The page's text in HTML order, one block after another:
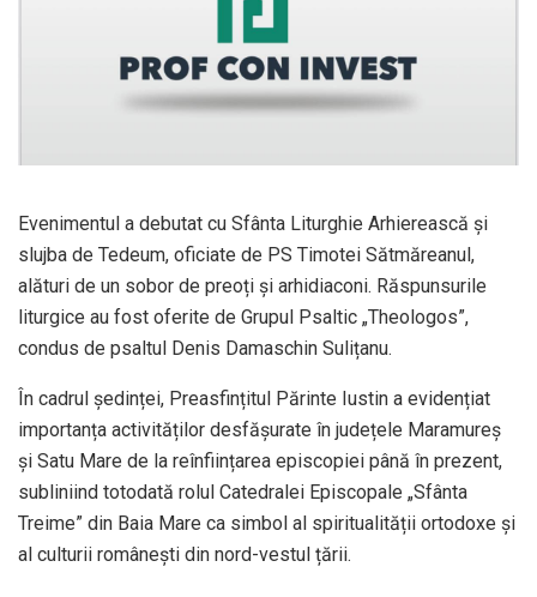
Evenimentul a debutat cu Sfânta Liturghie Arhierească și
slujba de Tedeum, oficiate de PS Timotei Sătmăreanul,
alături de un sobor de preoți și arhidiaconi. Răspunsurile
liturgice au fost oferite de Grupul Psaltic „Theologos”,
condus de psaltul Denis Damaschin Sulițanu.
În cadrul ședinței, Preasfințitul Părinte Iustin a evidențiat
importanța activităților desfășurate în județele Maramureș
și Satu Mare de la reînființarea episcopiei până în prezent,
subliniind totodată rolul Catedralei Episcopale „Sfânta
Treime” din Baia Mare ca simbol al spiritualității ortodoxe și
al culturii românești din nord-vestul țării.